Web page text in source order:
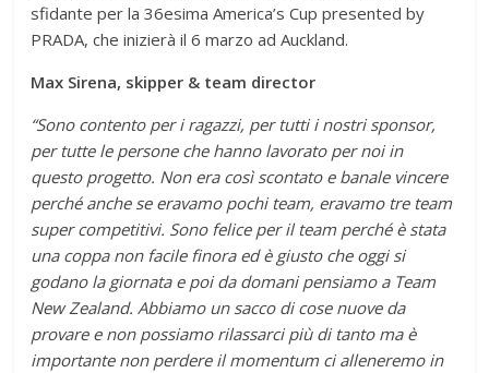
sfidante per la 36esima America’s Cup presented by
PRADA, che inizierà il 6 marzo ad Auckland.
Max Sirena, skipper & team director
“Sono contento per i ragazzi, per tutti i nostri sponsor,
per tutte le persone che hanno lavorato per noi in
questo progetto. Non era così scontato e banale vincere
perché anche se eravamo pochi team, eravamo tre team
super competitivi. Sono felice per il team perché è stata
una coppa non facile finora ed è giusto che oggi si
godano la giornata e poi da domani pensiamo a Team
New Zealand. Abbiamo un sacco di cose nuove da
provare e non possiamo rilassarci più di tanto ma è
importante non perdere il momentum ci alleneremo in